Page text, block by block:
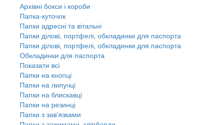
Архівні бокси і короби
Папка-куточок
Папки адресні та вітальні
Папки ділові, портфелі, обкладинки для паспорта
Папки ділові, портфелі, обкладинки для паспорта
Обкладинки для паспорта
Показати всі
Папки на кнопці
Папки на липучці
Папки на блискавці
Папки на резинці
Папки з зав'язками